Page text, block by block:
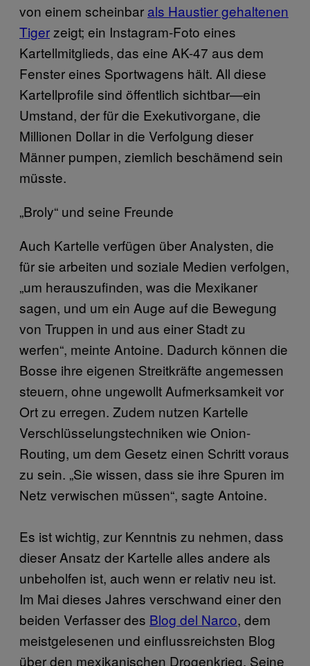
von einem scheinbar als Haustier gehaltenen
Tigerzeigt; ein Instagram-Foto eines
Kartellmitglieds, das eine AK-47 aus dem
Fenster eines Sportwagens hält. All diese
Kartellprofile sind öffentlich sichtbar—ein
Umstand, der für die Exekutivorgane, die
Millionen Dollar in die Verfolgung dieser
Männer pumpen, ziemlich beschämend sein
müsste.
„Broly“ und seine Freunde
Auch Kartelle verfügen über Analysten, die
für sie arbeiten und soziale Medien verfolgen,
„um herauszufinden, was die Mexikaner
sagen, und um ein Auge auf die Bewegung
von Truppen in und aus einer Stadt zu
werfen“, meinte Antoine. Dadurch können die
Bosse ihre eigenen Streitkräfte angemessen
steuern, ohne ungewollt Aufmerksamkeit vor
Ort zu erregen. Zudem nutzen Kartelle
Verschlüsselungstechniken wie Onion-
Routing, um dem Gesetz einen Schritt voraus
zu sein. „Sie wissen, dass sie ihre Spuren im
Netz verwischen müssen“, sagte Antoine.
Es ist wichtig, zur Kenntnis zu nehmen, dass
dieser Ansatz der Kartelle alles andere als
unbeholfen ist, auch wenn er relativ neu ist.
Im Mai dieses Jahres verschwand einer den
beiden Verfasser des Blog del Narco, dem
meistgelesenen und einflussreichsten Blog
über den mexikanischen Drogenkrieg. Seine